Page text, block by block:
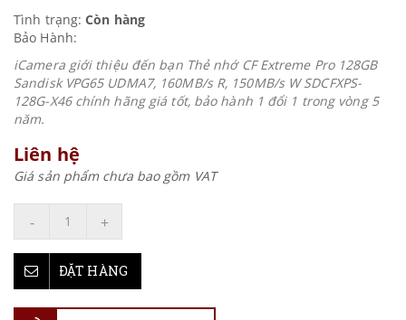
Tình trạng: Còn hàng
Bảo Hành:
iCamera giới thiệu đến bạn Thẻ nhớ CF Extreme Pro 128GB
Sandisk VPG65 UDMA7, 160MB/s R, 150MB/s W SDCFXPS-
128G-X46 chính hãng giá tốt, bảo hành 1 đổi 1 trong vòng 5
năm.
Liên hệ
Giá sản phẩm chưa bao gồm VAT
- +
ĐẶT HÀNG